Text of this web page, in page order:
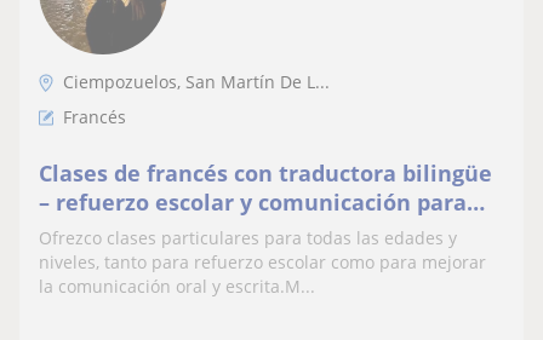
Ciempozuelos, San Martín De L...
Francés
Clases de francés con traductora bilingüe
– refuerzo escolar y comunicación para
todas las edades
Ofrezco clases particulares para todas las edades y
niveles, tanto para refuerzo escolar como para mejorar
la comunicación oral y escrita.M...